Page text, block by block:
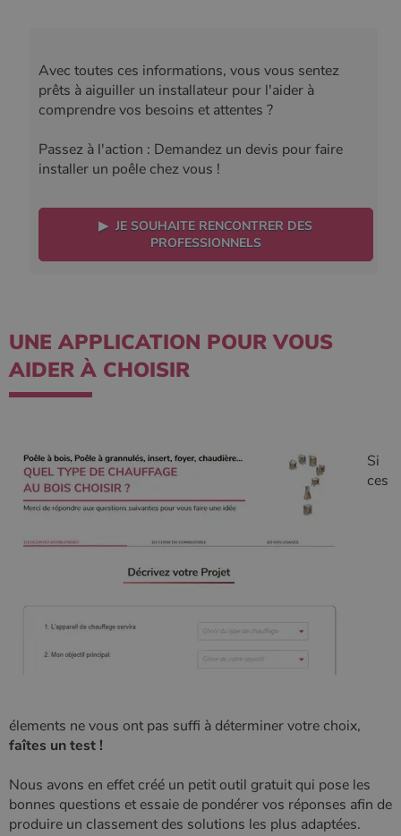
Avec toutes ces informations, vous vous sentez
prêts à aiguiller un installateur pour l'aider à
comprendre vos besoins et attentes ?
Passez à l'action : Demandez un devis pour faire
installer un poêle chez vous !
▶ JE SOUHAITE RENCONTRER DES
PROFESSIONNELS
UNE APPLICATION POUR VOUS
AIDER À CHOISIR
Si
ces
élements ne vous ont pas suffi à déterminer votre choix,
faîtes un test !
Nous avons en effet créé un petit outil gratuit qui pose les
bonnes questions et essaie de pondérer vos réponses afin de
produire un classement des solutions les plus adaptées.